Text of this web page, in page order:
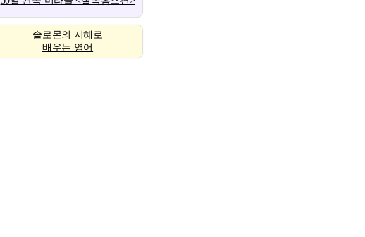
솔로몬의 지혜로
배우는 영어